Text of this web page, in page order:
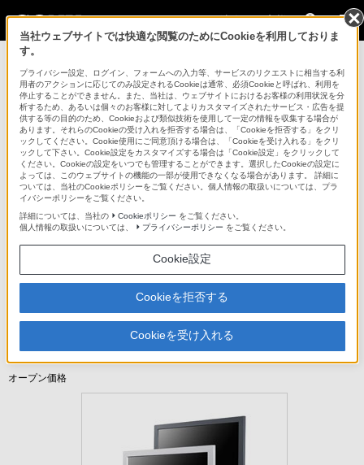
法人のお客様
商品ラインアップ
サイトマップ
FWD-40LX2F
コントラスト比1,300：1、広視野角178度の新パネルを搭載。40V
型ワイドXGA（1366×768ドット）液晶ディスプレイ
40V型液晶ディスプレイ
FWD-40LX2F
FWD-40LX2F/B
販売終了
FWD-40LX2F/S
販売終了
オープン価格
当社ウェブサイトでは快適な閲覧のためにCookieを利用しておりま
す。
プライバシー設定、ログイン、フォームへの入力等、サービスのリクエストに相当する利
用者のアクションに応じてのみ設定されるCookieは通常、必須Cookieと呼ばれ、利用を
停止することができません。また、当社は、ウェブサイトにおけるお客様の利用状況を分
析するため、あるいは個々のお客様に対してよりカスタマイズされたサービス・広告を提
供する等の目的のため、Cookieおよび類似技術を使用して一定の情報を収集する場合が
あります。それらのCookieの受け入れを拒否する場合は、「Cookieを拒否する」をクリ
ックしてください。Cookie使用にご同意頂ける場合は、「Cookieを受け入れる」をクリ
ックして下さい。Cookie設定をカスタマイズする場合は「Cookie設定」をクリックして
ください。Cookieの設定をいつでも管理することができます。選択したCookieの設定に
よっては、このウェブサイトの機能の一部が使用できなくなる場合があります。 詳細に
ついては、当社のCookieポリシーをご覧ください。個人情報の取扱いについては、プラ
イバシーポリシーをご覧ください。
詳細については、当社の
Cookieポリシー をご覧ください。
個人情報の取扱いについては、
プライバシーポリシー をご覧ください。
Cookie設定
Cookieを拒否する
Cookieを受け入れる